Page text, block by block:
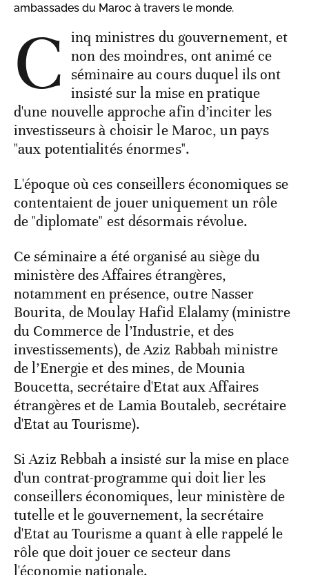
ambassades du Maroc à travers le monde.
C inq ministres du gouvernement, et
non des moindres, ont animé ce
séminaire au cours duquel ils ont
insisté sur la mise en pratique
d'une nouvelle approche afin d’inciter les
investisseurs à choisir le Maroc, un pays
"aux potentialités énormes".
L'époque où ces conseillers économiques se
contentaient de jouer uniquement un rôle
de "diplomate" est désormais révolue.
Ce séminaire a été organisé au siège du
ministère des Affaires étrangères,
notamment en présence, outre Nasser
Bourita, de Moulay Hafid Elalamy (ministre
du Commerce de l’Industrie, et des
investissements), de Aziz Rabbah ministre
de l’Energie et des mines, de Mounia
Boucetta, secrétaire d'Etat aux Affaires
étrangères et de Lamia Boutaleb, secrétaire
d'Etat au Tourisme).
Si Aziz Rebbah a insisté sur la mise en place
d'un contrat-programme qui doit lier les
conseillers économiques, leur ministère de
tutelle et le gouvernement, la secrétaire
d'Etat au Tourisme a quant à elle rappelé le
rôle que doit jouer ce secteur dans
l'économie nationale.